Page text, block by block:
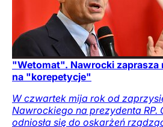
"Wetomat". Nawrocki zaprasza
na "korepetycje"
W czwartek mija rok od
Nawrockiego na prezydenta RP.
odniosła się do oskarżeń